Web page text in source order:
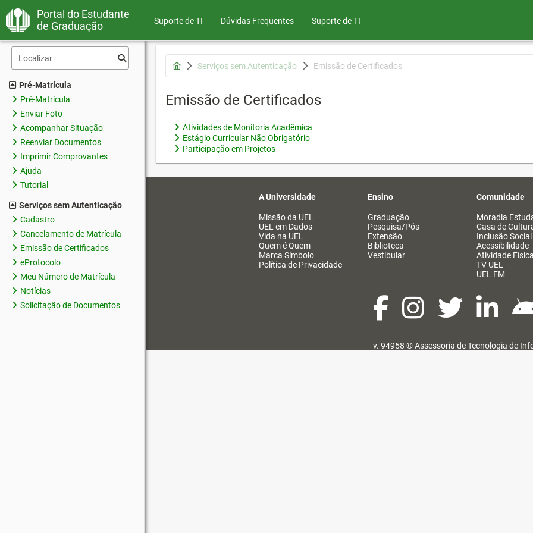
Portal do Estudante
de Graduação
Suporte de TI Dúvidas Frequentes Suporte de TI
Pré-Matrícula
Pré-Matrícula
Enviar Foto
Acompanhar Situação
Reenviar Documentos
Imprimir Comprovantes
Ajuda
Tutorial
Serviços sem Autenticação
Cadastro
Cancelamento de Matrícula
Emissão de Certificados
eProtocolo
Meu Número de Matrícula
Notícias
Solicitação de Documentos
Serviços sem Autenticação Emissão de Certificados
Emissão de Certificados
Atividades de Monitoria Acadêmica
Estágio Curricular Não Obrigatório
Participação em Projetos
A Universidade
Missão da UEL
UEL em Dados
Vida na UEL
Quem é Quem
Marca Símbolo
Política de Privacidade
Ensino
Graduação
Pesquisa/Pós
Extensão
Biblioteca
Vestibular
Comunidade
Moradia
Casa de
Inclusão Social
Acessibilidade
Atividade Física
TV UEL
UEL FM
v. 94958 ©Assessoria de Tecnologia de